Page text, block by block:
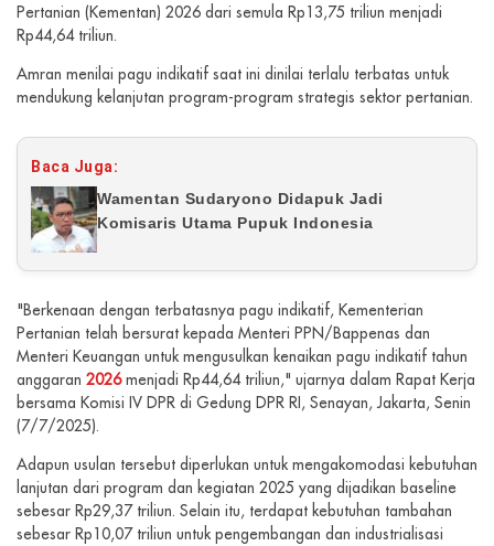
Pertanian (Kementan) 2026 dari semula Rp13,75 triliun menjadi
Rp44,64 triliun.
Amran menilai pagu indikatif saat ini dinilai terlalu terbatas untuk
mendukung kelanjutan program-program strategis sektor pertanian.
Baca Juga:
Wamentan Sudaryono Didapuk Jadi
Komisaris Utama Pupuk Indonesia
"Berkenaan dengan terbatasnya pagu indikatif, Kementerian
Pertanian telah bersurat kepada Menteri PPN/Bappenas dan
Menteri Keuangan untuk mengusulkan kenaikan pagu indikatif tahun
anggaran 2026menjadi Rp44,64 triliun," ujarnya dalam Rapat Kerja
bersama Komisi IV DPR di Gedung DPR RI, Senayan, Jakarta, Senin
(7/7/2025).
Adapun usulan tersebut diperlukan untuk mengakomodasi kebutuhan
lanjutan dari program dan kegiatan 2025 yang dijadikan baseline
sebesar Rp29,37 triliun. Selain itu, terdapat kebutuhan tambahan
sebesar Rp10,07 triliun untuk pengembangan dan industrialisasi